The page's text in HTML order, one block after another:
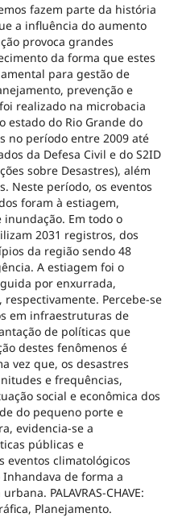
fazem parte da história
a influência do aumento
provoca grandes
da forma que estes
para gestão de
prevenção e
realizado na microbacia
estado do Rio Grande do
no período entre 2009 até
da Defesa Civil e do S2ID
sobre Desastres), além
Neste período, os eventos
foram à estiagem,
Em todo o
2031 registros, dos
da região sendo 48
A estiagem foi o
por enxurrada,
Percebe-se
em infraestruturas de
de políticas que
destes fenômenos é
vez que, os desastres
e frequências,
social e econômica dos
do pequeno porte e
evidencia-se a
públicas e
eventos climatológicos
de forma a
PALAVRAS-CHAVE:
Planejamento.